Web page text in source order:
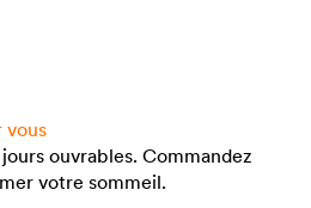
vous
ouvrables. Commandez
votre sommeil.